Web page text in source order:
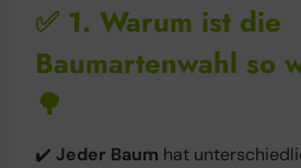
✅ 1. Warum ist die
Baumartenwahl so
🌳
✔️ Jeder Baum hat